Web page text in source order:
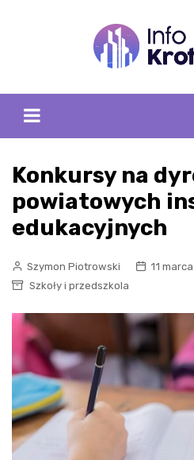
Konkursy na
powiatowych
edukacyjnych
Szymon Piotrowski
11
Szkoły i przedszkola